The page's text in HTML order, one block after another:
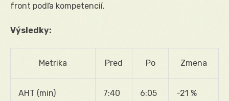
front podľa kompetencií.
Výsledky:
Metrika Pred Po Zmena
AHT (min) 7:40 6:05 -21 %